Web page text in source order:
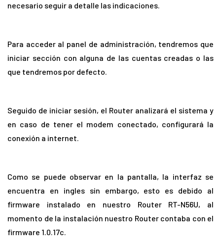
necesario seguir a detalle las indicaciones.
Para acceder al panel de administración, tendremos que
iniciar sección con alguna de las cuentas creadas o las
que tendremos por defecto.
Seguido de iniciar sesión, el Router analizará el sistema y
en caso de tener el modem conectado, configurará la
conexión a internet.
Como se puede observar en la pantalla, la interfaz se
encuentra en ingles sin embargo, esto es debido al
firmware instalado en nuestro Router RT-N56U, al
momento de la instalación nuestro Router contaba con el
firmware 1.0.17c.